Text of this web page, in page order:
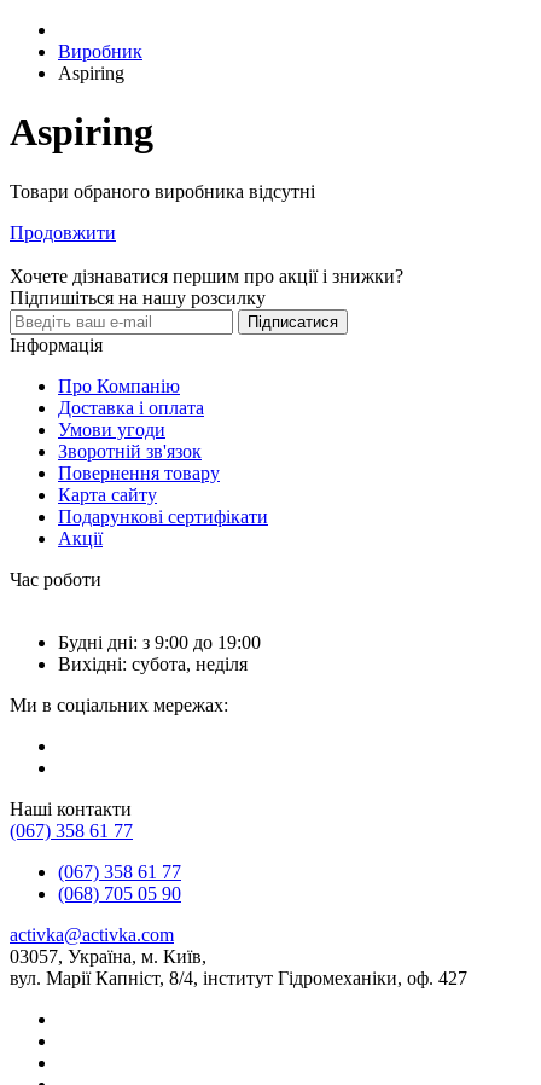
Виробник
Aspiring
Aspiring
Товари обраного виробника відсутні
Продовжити
Хочете дізнаватися першим про акції і знижки?
Підпишіться на нашу розсилку
Підписатися
Інформація
Про Компанію
Доставка і оплата
Умови угоди
Зворотній зв'язок
Повернення товару
Карта сайту
Подарункові сертифікати
Акції
Час роботи
Будні дні: з 9:00 до 19:00
Вихідні: субота, неділя
Ми в соціальних мережах:
Наші контакти
(067) 358 61 77
(067) 358 61 77
(068) 705 05 90
activka@activka.com
03057, Україна, м. Київ,
вул. Марії Капніст, 8/4, інститут Гідромеханіки, оф. 427